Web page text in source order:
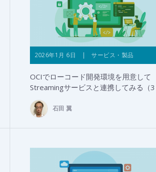
2026年1月 6日 | サービス・製品
OCIでローコード開発環境を用意して
Streamingサービスと連携してみる（
石田 翼